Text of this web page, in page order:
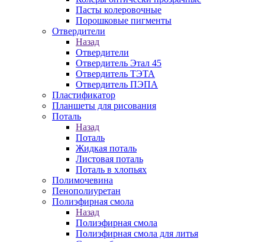
Пасты колеровочные
Порошковые пигменты
Отвердители
Назад
Отвердители
Отвердитель Этал 45
Отвердитель ТЭТА
Отвердитель ПЭПА
Пластификатор
Планшеты для рисования
Поталь
Назад
Поталь
Жидкая поталь
Листовая поталь
Поталь в хлопьях
Полимочевина
Пенополиуретан
Полиэфирная смола
Назад
Полиэфирная смола
Полиэфирная смола для литья